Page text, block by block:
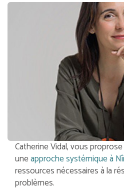
Catherine Vidal, vous
uneapproche systémique à
ressources nécessaires à la
problèmes.